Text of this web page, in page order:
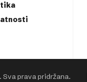
prava pridržana.